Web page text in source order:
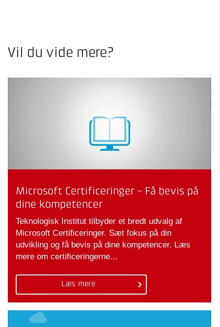
Vil du vide mere?
Microsoft Certificeringer - Få bevis på
dine kompetencer
Teknologisk Institut tilbyder et bredt udvalg af
Microsoft Certificeringer. Sæt fokus på din
udvikling og få bevis på dine kompetencer. Læs
mere om certificeringerne...
Læs mere